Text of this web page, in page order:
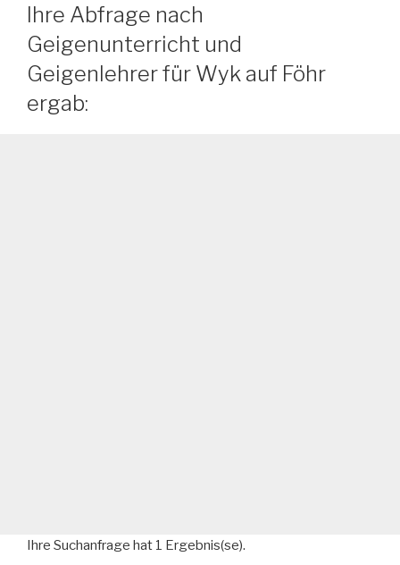
Ihre Abfrage nach
Geigenunterricht und
Geigenlehrer für Wyk auf Föhr
ergab:
Ihre Suchanfrage hat 1 Ergebnis(se).